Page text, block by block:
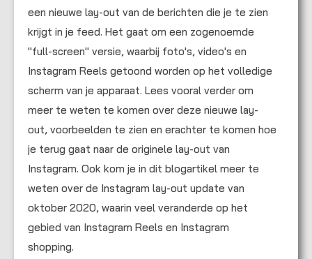
een nieuwe lay-out van de berichten die je te zien
krijgt in je feed. Het gaat om een zogenoemde
"full-screen" versie, waarbij foto's, video's en
Instagram Reels getoond worden op het volledige
scherm van je apparaat. Lees vooral verder om
meer te weten te komen over deze nieuwe lay-
out, voorbeelden te zien en erachter te komen hoe
je terug gaat naar de originele lay-out van
Instagram. Ook kom je in dit blogartikel meer te
weten over de Instagram lay-out update van
oktober 2020, waarin veel veranderde op het
gebied van Instagram Reels en Instagram
shopping.